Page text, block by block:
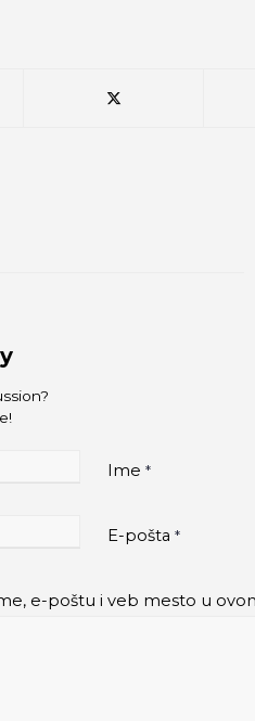
Ime *
E-pošta *
e-poštu i veb mesto u